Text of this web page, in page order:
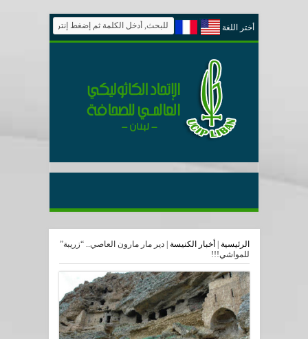
أختر اللغة
الرئيسية أخبار الكنيسة |دير مار مارون العاصي.. “زريبة”
للمواشي!!!